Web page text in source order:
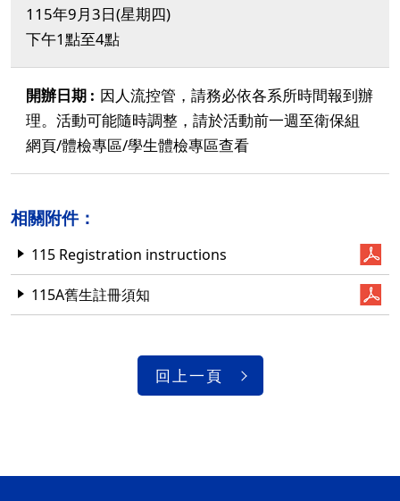
115年9月3日(星期四)
下午1點至4點
因人流控管，請務必依各系所時間報到辦
理。活動可能隨時調整，請於活動前一週至衛保組
網頁/體檢專區/學生體檢專區查看
相關附件：
115 Registration instructions
115A舊生註冊須知
回上一頁